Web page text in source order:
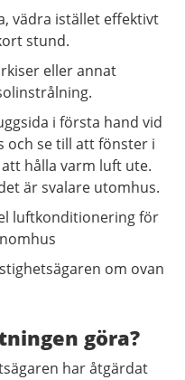
vädra istället effektivt
stund.
eller annat
i första hand vid
se till att fönster i
hålla varm luft ute.
är svalare utomhus.
luftkonditionering för
om ovan
göra?
har åtgärdat